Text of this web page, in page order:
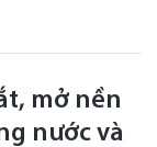
mở nền
nước và